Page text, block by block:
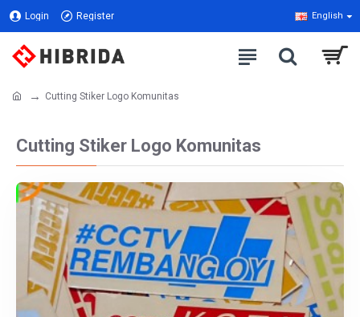
Login Register English
Cutting Stiker Logo Komunitas
Cutting Stiker Logo Komunitas